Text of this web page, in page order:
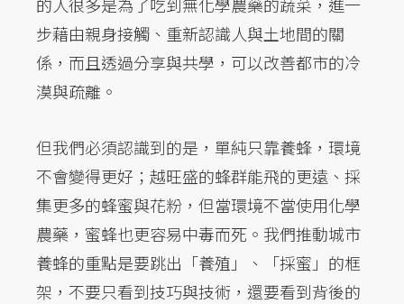
步藉由親身接觸、重新認識人與土地間的關
係，而且透過分享與共學，可以改善都市的冷
漠與疏離。
但我們必須認識到的是，單純只靠養蜂，環境
不會變得更好；越旺盛的蜂群能飛的更遠、採
集更多的蜂蜜與花粉，但當環境不當使用化學
農藥，蜜蜂也更容易中毒而死。我們推動城市
養蜂的重點是要跳出「養殖」、「採蜜」的框
架，不要只看到技巧與技術，還要看到背後的